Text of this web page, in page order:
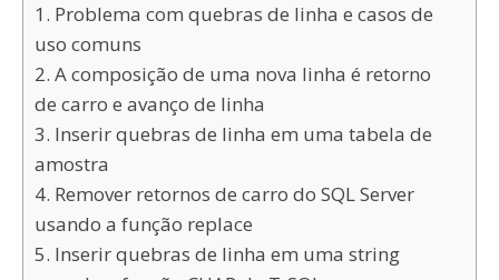
1. Problema com quebras de linha e casos de
uso comuns
2. A composição de uma nova linha é retorno
de carro e avanço de linha
3. Inserir quebras de linha em uma tabela de
amostra
4. Remover retornos de carro do SQL Server
usando a função replace
5. Inserir quebras de linha em uma string